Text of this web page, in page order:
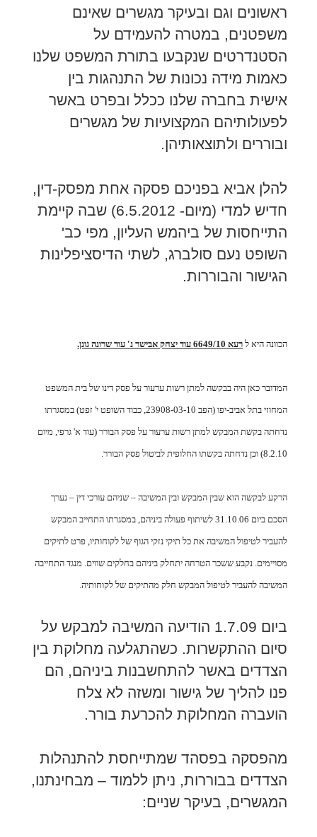
ראשונים וגם ובעיקר מגשרים שאינם
משפטנים, במטרה להעמידם על
הסטנדרטים שנקבעו בתורת המשפט שלנו
כאמות מידה נכונות של התנהגות בין
אישית בחברה שלנו ככלל ובפרט באשר
לפעולותיהם המקצועיות של מגשרים
ובוררים ולתוצאותיהן.
להלן אביא בפניכם פסקה אחת מפסק-דין,
חדיש למדי (מיום- 6.5.2012) שבה קיימת
התייחסות של ביהמש העליון, מפי כב'
השופט נעם סולברג, לשתי הדיסציפלינות
הגישור והבוררות.
הכוונה היא ל רעא 6649/10 עוד יצחק אבישר נ' עוד שרונה גונן.
המדובר כאן היה בבקשה למתן רשות ערעור על פסק דינו של בית המשפט
המחוזי בתל אביב-יפו (הפב 23908-03-10, כבוד השופט י' זפט) במסגרתו
נדחתה בקשת המבקש למתן רשות ערעור על פסק הבורר (עוד א' גרפי, מיום
8.2.10) וכן נדחתה בקשתו החלופית לביטול פסק הבורר.
הרקע לבקשה הוא שבין המבקש ובין המשיבה – שניהם עורכי דין – נערך
הסכם ביום 31.10.06 לשיתוף פעולה ביניהם, במסגרתו התחייב המבקש
להעביר לטיפול המשיבה את כל תיקי נזקי הגוף של לקוחותיו, פרט לתיקים
מסויימים. נקבע ששכר הטרחה יתחלק ביניהם בחלקים שווים. מנגד התחייבה
המשיבה להעביר לטיפול המבקש חלק מהתיקים של לקוחותיה.
ביום 1.7.09 הודיעה המשיבה למבקש על
סיום ההתקשרות. כשהתגלעה מחלוקת בין
הצדדים באשר להתחשבנות ביניהם, הם
פנו להליך של גישור ומשזה לא צלח
הועברה המחלוקת להכרעת בורר.
מהפסקה בפסהד שמתייחסת להתנהלות
הצדדים בבוררות, ניתן ללמוד – מבחינתנו,
המגשרים, בעיקר שניים: